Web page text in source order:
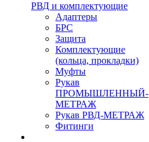
РВД и комплектующие
Адаптеры
БРС
Защита
Комплектующие
(кольца, прокладки)
Муфты
Рукав
ПРОМЫШЛЕННЫЙ-
МЕТРАЖ
Рукав РВД-МЕТРАЖ
Фитинги